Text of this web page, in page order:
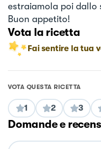
estraiamola poi dallo
Buon appetito!
Vota la ricetta
Fai sentire la tua
VOTA QUESTA RICETTA
1 2 3
Domande e